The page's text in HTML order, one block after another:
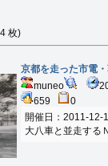
枚)
京都を走った市電
muneo
659
0
開催日：2011-12-
大八車と並走する